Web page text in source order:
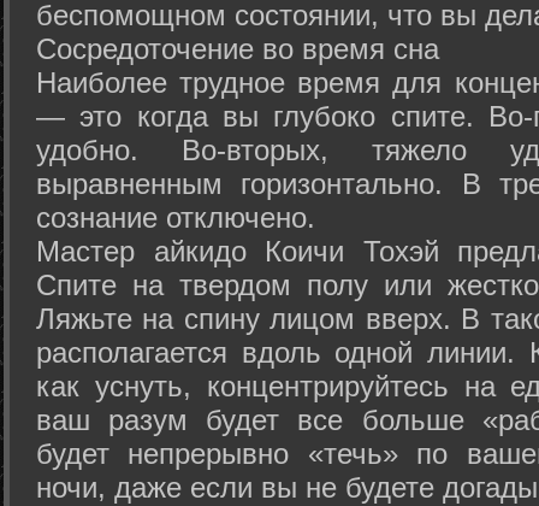
беспомощном состоянии, что вы
Сосредоточение во время сна
Наиболее трудное время для
— это когда вы глубоко спите.
удобно. Во-вторых, тяжело
выравненным горизонтально. В
сознание отключено.
Мастер айкидо Коичи Тохэй
Спите на твердом полу или
Ляжьте на спину лицом вверх. В
располагается вдоль одной
как уснуть, концентрируйтесь на
ваш разум будет все больше
будет непрерывно «течь» по
ночи, даже если вы не будете